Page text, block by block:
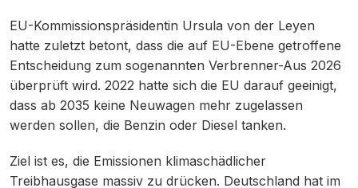
EU-Kommissionspräsidentin Ursula von der Leyen
hatte zuletzt betont, dass die auf EU-Ebene getroffene
Entscheidung zum sogenannten Verbrenner-Aus 2026
überprüft wird. 2022 hatte sich die EU darauf geeinigt,
dass ab 2035 keine Neuwagen mehr zugelassen
werden sollen, die Benzin oder Diesel tanken.
Ziel ist es, die Emissionen klimaschädlicher
Treibhausgase massiv zu drücken. Deutschland hat im